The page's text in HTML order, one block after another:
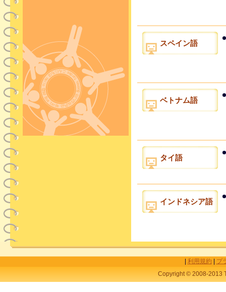
スペイン語
ベトナム語
タイ語
インドネシア語
利用規約
プ
Copyright © 2008-2013